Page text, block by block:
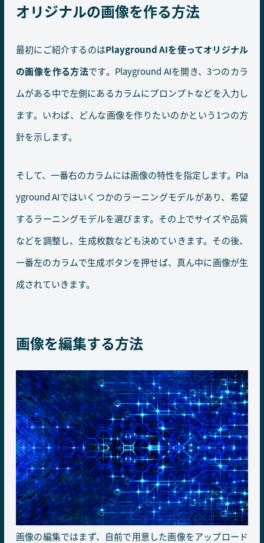
オリジナルの画像を作る方法
最初にご紹介するのはPlayground AIを使ってオリジナル
の画像を作る方法です。Playground AIを開き、3つのカラ
ムがある中で左側にあるカラムにプロンプトなどを入力し
ます。いわば、どんな画像を作りたいのかという1つの方
針を示します。
そして、一番右のカラムには画像の特性を指定します。Pla
yground AIではいくつかのラーニングモデルがあり、希望
するラーニングモデルを選びます。その上でサイズや品質
などを調整し、生成枚数なども決めていきます。その後、
一番左のカラムで生成ボタンを押せば、真ん中に画像が生
成されていきます。
画像を編集する方法
画像の編集ではまず、自前で用意した画像をアップロード